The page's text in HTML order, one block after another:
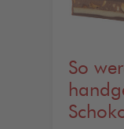
So